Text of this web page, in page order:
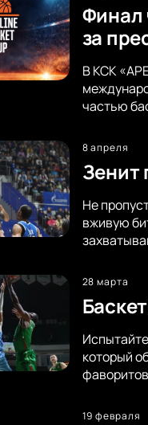
Финал
за
В КСК
частью
8 апреля
Зенит
Не
вживую
28 марта
который
19 февраля